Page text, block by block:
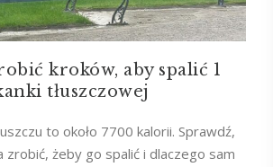
kroków, aby spalić 1
tłuszczowej
to około 7700 kalorii. Sprawdź,
żeby go spalić i dlaczego sam